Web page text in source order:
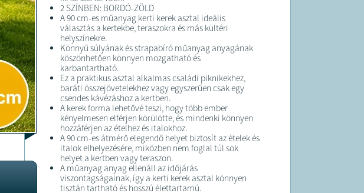
2 SZÍNBEN: BORDÓ-ZÖLD
A 90 cm-es műanyag kerti kerek asztal ideális
választás a kertekbe, teraszokra és más kültéri
helyszínekre.
Könnyű súlyának és strapabíró műanyag anyagának
köszönhetően könnyen mozgatható és
karbantartható.
Ez a praktikus asztal alkalmas családi piknikekhez,
baráti összejövetelekhez vagy egyszerűen csak egy
csendes kávézáshoz a kertben.
A kerek forma lehetővé teszi, hogy több ember
kényelmesen elférjen körülötte, és mindenki könnyen
hozzáférjen az ételhez és italokhoz.
A 90 cm-es átmérő elegendő helyet biztosít az ételek és
italok elhelyezésére, miközben nem foglal túl sok
helyet a kertben vagy teraszon.
A műanyag anyag ellenáll az időjárás
viszontagságainak, így a kerti kerek asztal könnyen
tisztán tartható és hosszú élettartamú.